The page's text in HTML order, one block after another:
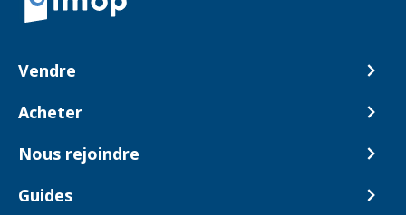
Vendre
Comment ça marche ?
Acheter
Biens en vente
Nous rejoindre
Devenir Conseiller
Guides